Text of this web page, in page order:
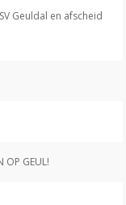
Geuldal en afscheid
OP GEUL!